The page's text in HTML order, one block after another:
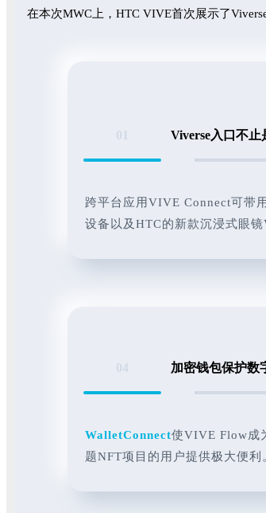
在本次MWC上，HTC VIVE首次展示了
Viverse入口不止
跨平台应用VIVE Connect可带
设备以及HTC的新款沉浸式眼
加密钱包保护数
WalletConnect使VIVE Flow成
题NFT项目的用户提供极大便利